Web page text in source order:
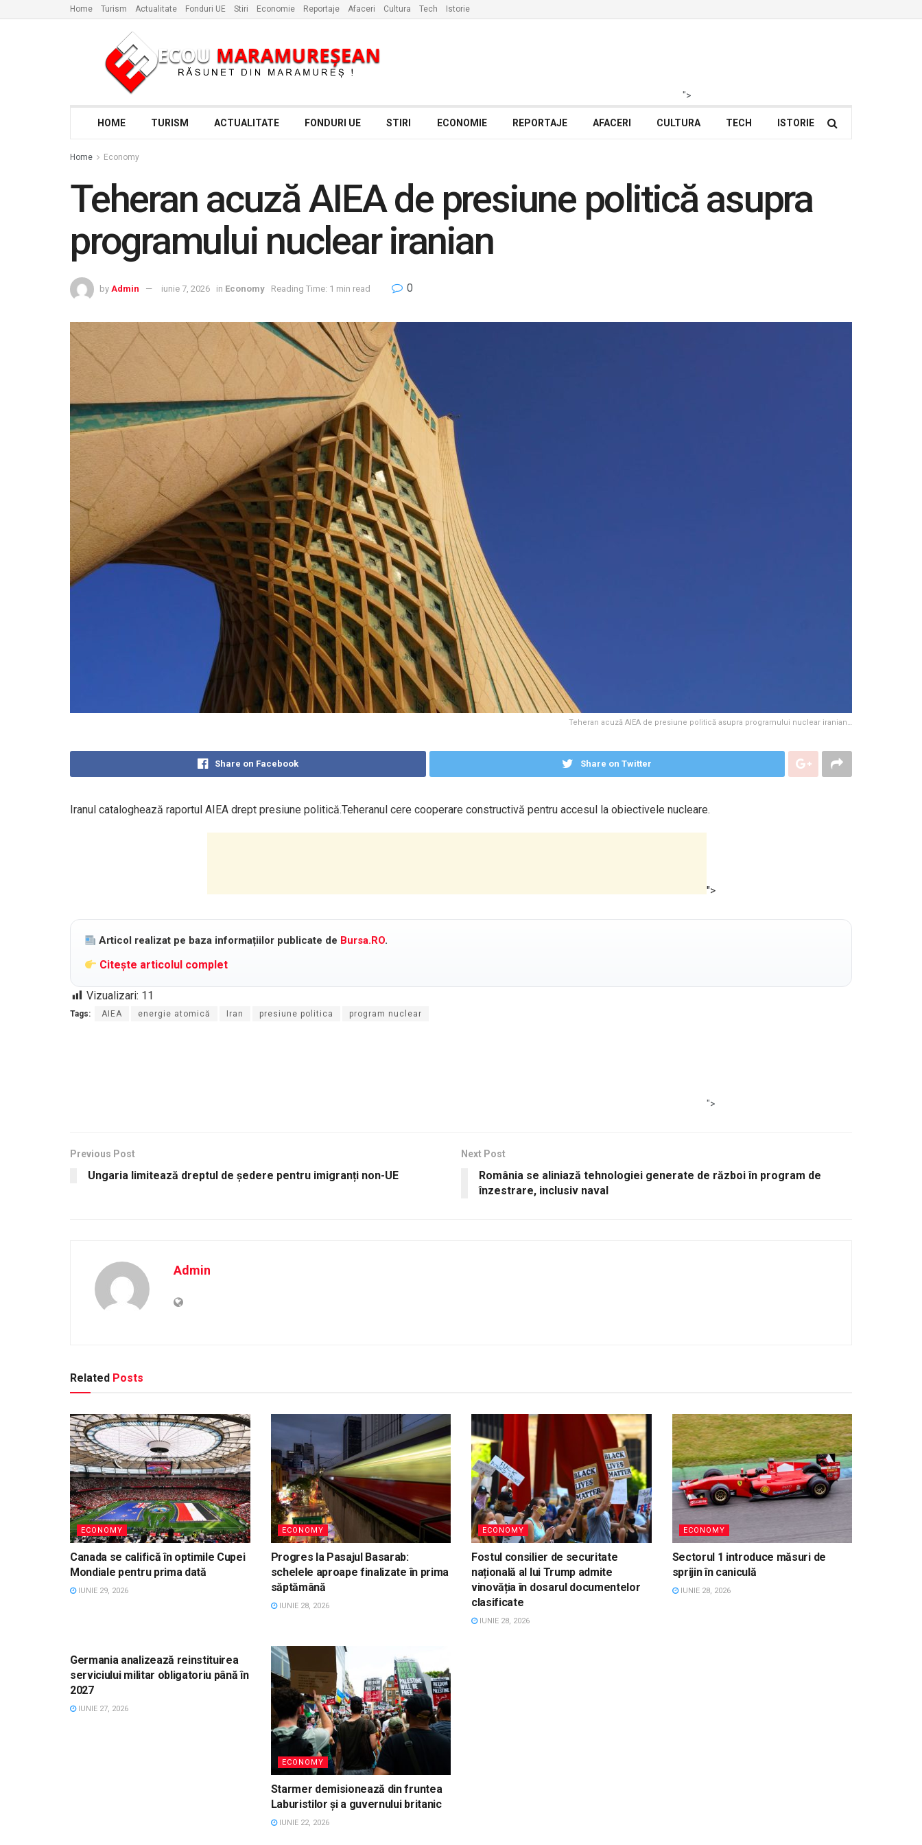
Home Turism Actualitate Fonduri UE Stiri Economie Reportaje Afaceri Cultura Tech Istorie
">
HOME TURISM ACTUALITATE FONDURI UE STIRI ECONOMIE REPORTAJE AFACERI CULTURA TECH ISTORIE
Home Economy
Teheran acuză AIEA de presiune politică asupra
programului nuclear iranian
by Admin iunie 7, 2026 in Economy Reading Time: 1 min read 0
Teheran acuză AIEA de presiune politică asupra programului nuclear iranian…
Share on Facebook Share on Twitter
Iranul cataloghează raportul AIEA drept presiune politică.Teheranul cere cooperare constructivă pentru accesul la obiectivele nucleare.
">
Articol realizat pe baza informațiilor publicate de Bursa.RO.
Citește articolul complet
Vizualizari: 11
Tags: AIEA energie atomică Iran presiune politica program nuclear
">
Previous Post
Ungaria limitează dreptul de ședere pentru imigranți non-UE
Next Post
România se aliniază tehnologiei generate de război în program de
înzestrare, inclusiv naval
Admin
Related Posts
ECONOMY
Canada se califică în optimile Cupei
Mondiale pentru prima dată
IUNIE 29, 2026
ECONOMY
Progres la Pasajul Basarab:
schelele aproape finalizate în prima
săptămână
IUNIE 28, 2026
ECONOMY
Fostul consilier de securitate
națională al lui Trump admite
vinovăția în dosarul documentelor
clasificate
IUNIE 28, 2026
ECONOMY
Sectorul 1 introduce măsuri de
sprijin în caniculă
IUNIE 28, 2026
Germania analizează reinstituirea
serviciului militar obligatoriu până în
2027
IUNIE 27, 2026
ECONOMY
Starmer demisionează din fruntea
Laburistilor și a guvernului britanic
IUNIE 22, 2026